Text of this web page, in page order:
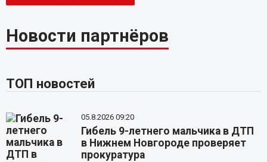
Новости партнёров
ТОП новостей
05.8.2026 09:20
Гибель 9-летнего мальчика в ДТП
в Нижнем Новгороде проверяет
прокуратура